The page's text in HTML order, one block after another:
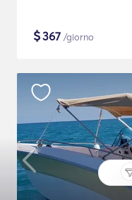
$367 /giorno